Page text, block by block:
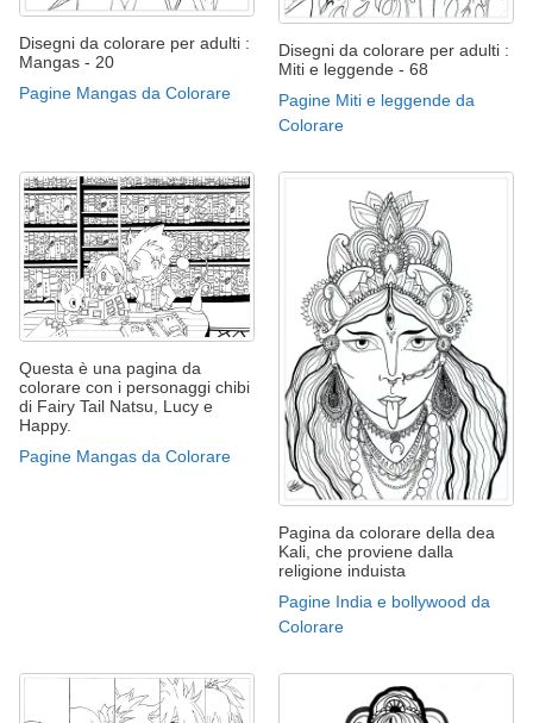
Disegni da colorare per adulti :
Mangas - 20
Pagine Mangas da Colorare
Disegni da colorare per adulti :
Miti e leggende - 68
Pagine Miti e leggende da
Colorare
Questa è una pagina da
colorare con i personaggi chibi
di Fairy Tail Natsu, Lucy e
Happy.
Pagine Mangas da Colorare
Pagina da colorare della dea
Kali, che proviene dalla
religione induista
Pagine India e bollywood da
Colorare